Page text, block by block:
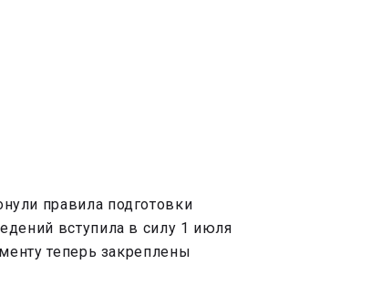
правила подготовки
вступила в силу 1 июля
теперь закреплены